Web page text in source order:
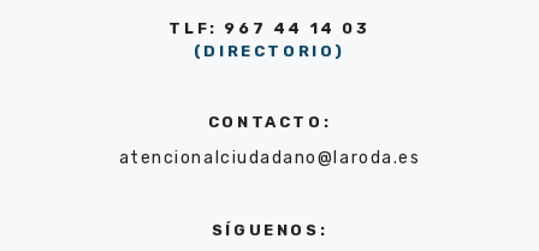
TLF: 967 44 14 03
(DIRECTORIO)
CONTACTO:
atencionalciudadano@laroda.es
SÍGUENOS: